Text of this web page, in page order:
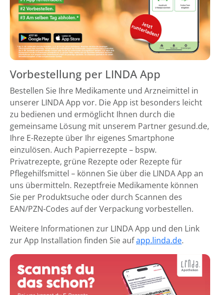
Vorbestellung per LINDA App
Bestellen Sie Ihre Medikamente und Arzneimittel in
unserer LINDA App vor. Die App ist besonders leicht
zu bedienen und ermöglicht Ihnen durch die
gemeinsame Lösung mit unserem Partner gesund.de,
Ihre E-Rezepte über Ihr eigenes Smartphone
einzulösen. Auch Papierrezepte – bspw.
Privatrezepte, grüne Rezepte oder Rezepte für
Pflegehilfsmittel – können Sie über die LINDA App an
uns übermitteln. Rezeptfreie Medikamente können
Sie per Produktsuche oder durch Scannen des
EAN/PZN-Codes auf der Verpackung vorbestellen.
Weitere Informationen zur LINDA App und den Link
zur App Installation finden Sie aufapp.linda.de.